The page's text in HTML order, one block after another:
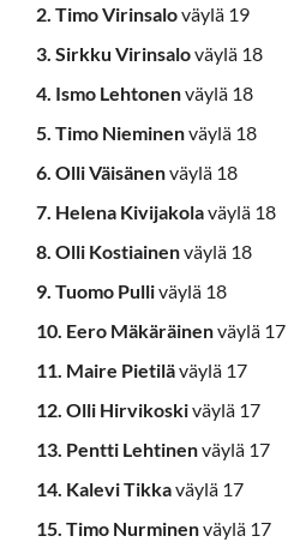
2. Timo Virinsaloväylä 19
3. Sirkku Virinsaloväylä 18
4. Ismo Lehtonenväylä 18
5. Timo Nieminenväylä 18
6. Olli Väisänenväylä 18
7. Helena Kivijakolaväylä 18
8. Olli Kostiainenväylä 18
9. Tuomo Pulliväylä 18
10. Eero Mäkäräinenväylä 17
11. Maire Pietiläväylä 17
12. Olli Hirvikoskiväylä 17
13. Pentti Lehtinenväylä 17
14. Kalevi Tikkaväylä 17
15. Timo Nurminenväylä 17